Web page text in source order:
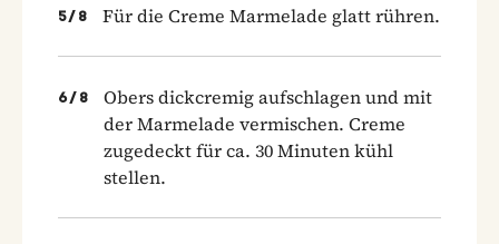
5/ 8 Für die Creme Marmelade glatt rühren.
6/ 8
Obers dickcremig aufschlagen und mit
der Marmelade vermischen. Creme
zugedeckt für ca. 30 Minuten kühl
stellen.